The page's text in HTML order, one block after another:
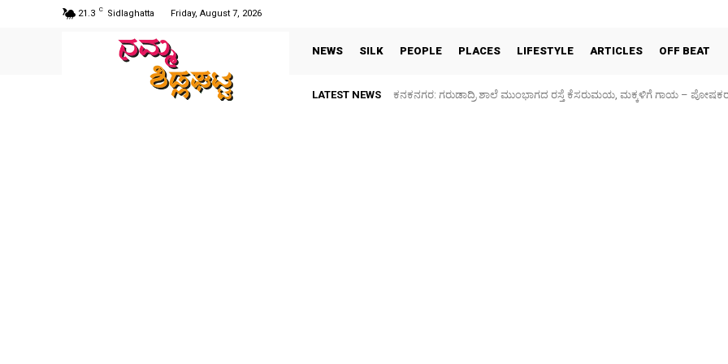
21.3 C Sidlaghatta Friday, August 7, 2026
NEWS SILK PEOPLE PLACES LIFESTYLE ARTICLES OFF BEAT
LATEST NEWS ಕನಕನಗರ: ಗರುಡಾದ್ರಿ ಶಾಲೆ ಮುಂಭಾಗದ ರಸ್ತೆ ಕೆಸರುಮಯ, ಮಕ್ಕಳಿಗೆ ಗಾಯ –